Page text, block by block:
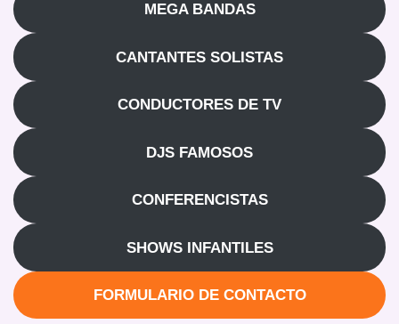
MEGA BANDAS
CANTANTES SOLISTAS
CONDUCTORES DE TV
DJS FAMOSOS
CONFERENCISTAS
SHOWS INFANTILES
FORMULARIO DE CONTACTO